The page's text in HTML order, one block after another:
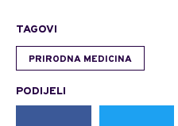
TAGOVI
PRIRODNA MEDICINA
PODIJELI